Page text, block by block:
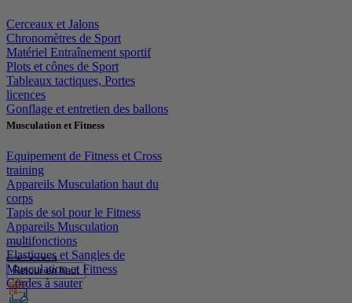
Cerceaux et Jalons
Chronomètres de Sport
Matériel Entraînement sportif
Plots et cônes de Sport
Tableaux tactiques, Portes
licences
Gonflage et entretien des ballons
Musculation et Fitness
Equipement de Fitness et Cross
training
Appareils Musculation haut du
corps
Tapis de sol pour le Fitness
Appareils Musculation
multifonctions
Elastiques et Sangles de
Musculation et Fitness
Cordes à sauter
Retour en haut